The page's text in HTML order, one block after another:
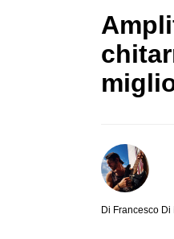
Di Francesco Di